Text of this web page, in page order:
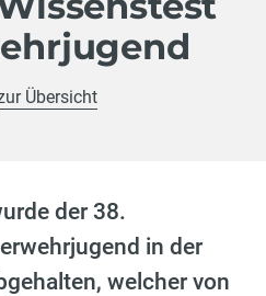
Übersicht
der 38.
in der
welcher von